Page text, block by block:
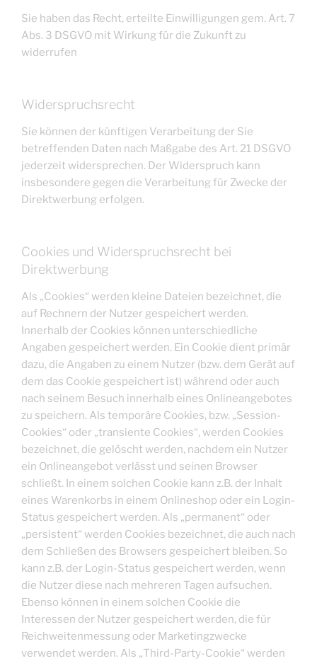
Sie haben das Recht, erteilte Einwilligungen gem. Art. 7
Abs. 3 DSGVO mit Wirkung für die Zukunft zu
widerrufen
Widerspruchsrecht
Sie können der künftigen Verarbeitung der Sie
betreffenden Daten nach Maßgabe des Art. 21 DSGVO
jederzeit widersprechen. Der Widerspruch kann
insbesondere gegen die Verarbeitung für Zwecke der
Direktwerbung erfolgen.
Cookies und Widerspruchsrecht bei
Direktwerbung
Als „Cookies“ werden kleine Dateien bezeichnet, die
auf Rechnern der Nutzer gespeichert werden.
Innerhalb der Cookies können unterschiedliche
Angaben gespeichert werden. Ein Cookie dient primär
dazu, die Angaben zu einem Nutzer (bzw. dem Gerät auf
dem das Cookie gespeichert ist) während oder auch
nach seinem Besuch innerhalb eines Onlineangebotes
zu speichern. Als temporäre Cookies, bzw. „Session-
Cookies“ oder „transiente Cookies“, werden Cookies
bezeichnet, die gelöscht werden, nachdem ein Nutzer
ein Onlineangebot verlässt und seinen Browser
schließt. In einem solchen Cookie kann z.B. der Inhalt
eines Warenkorbs in einem Onlineshop oder ein Login-
Status gespeichert werden. Als „permanent“ oder
„persistent“ werden Cookies bezeichnet, die auch nach
dem Schließen des Browsers gespeichert bleiben. So
kann z.B. der Login-Status gespeichert werden, wenn
die Nutzer diese nach mehreren Tagen aufsuchen.
Ebenso können in einem solchen Cookie die
Interessen der Nutzer gespeichert werden, die für
Reichweitenmessung oder Marketingzwecke
verwendet werden. Als „Third-Party-Cookie“ werden